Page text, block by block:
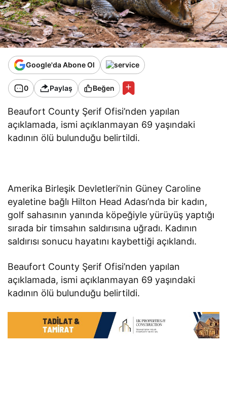
Google'da Abone Ol
0 Paylaş Beğen
Beaufort County Şerif Ofisi’nden yapılan
açıklamada, ismi açıklanmayan 69 yaşındaki
kadının ölü bulunduğu belirtildi.
Amerika Birleşik Devletleri’nin Güney Caroline
eyaletine bağlı Hilton Head Adası’nda bir kadın,
golf sahasının yanında köpeğiyle yürüyüş yaptığı
sırada bir timsahın saldırısına uğradı. Kadının
saldırısı sonucu hayatını kaybettiği açıklandı.
Beaufort County Şerif Ofisi’nden yapılan
açıklamada, ismi açıklanmayan 69 yaşındaki
kadının ölü bulunduğu belirtildi.